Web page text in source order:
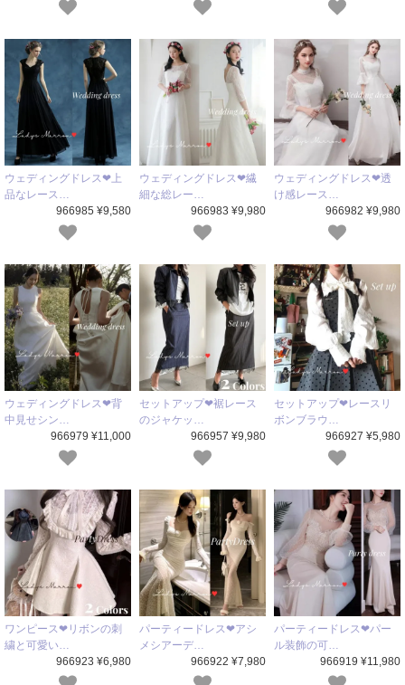
ウェディングドレス❤上
品なレース…
966985 ¥9,580
ウェディングドレス❤繊
細な総レー…
966983 ¥9,980
ウェディングドレス❤透
け感レース…
966982 ¥9,980
ウェディングドレス❤背
中見せシン…
966979 ¥11,000
セットアップ❤裾レース
のジャケッ…
966957 ¥9,980
セットアップ❤レースリ
ボンブラウ…
966927 ¥5,980
ワンピース❤リボンの刺
繍と可愛い…
966923 ¥6,980
パーティードレス❤アシ
メシアーデ…
966922 ¥7,980
パーティードレス❤パー
ル装飾の可…
966919 ¥11,980